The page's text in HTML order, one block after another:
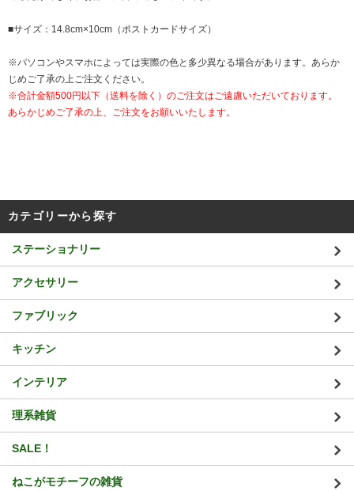
■サイズ：14.8cm×10cm（ポストカードサイズ）
※パソコンやスマホによっては実際の色と多少異なる場合があります。あらか
じめご了承の上ご注文ください。
※合計金額500円以下（送料を除く）のご注文はご遠慮いただいております。
あらかじめご了承の上、ご注文をお願いいたします。
カテゴリーから探す
ステーショナリー
アクセサリー
ファブリック
キッチン
インテリア
理系雑貨
SALE！
ねこがモチーフの雑貨